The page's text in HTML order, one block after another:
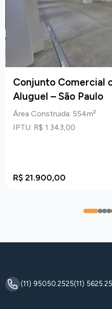
Conjunto Comercial
Aluguel – São Paulo
Área Construida: 554m²
IPTU: R$ 1.343,00
R$ 21.900,00
0 123
(11) 95050.2525(11)